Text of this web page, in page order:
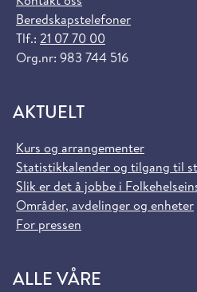
Beredskapstelefoner
Tlf.: 21 07 70 00
Org.nr: 983 744 516
AKTUELT
Kurs og arrangementer
Statistikkalender og tilgang til
Slik er det å jobbe i
Områder, avdelinger og enheter
For pressen
ALLE VÅRE